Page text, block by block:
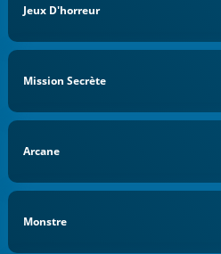
Jeux D'horreur
Mission Secrète
Arcane
Monstre